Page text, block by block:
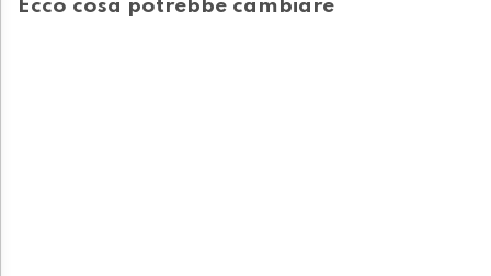
Ecco cosa potrebbe cambiare